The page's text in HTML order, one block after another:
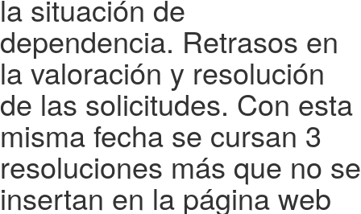
la situación de
dependencia. Retrasos en
la valoración y resolución
de las solicitudes. Con esta
misma fecha se cursan 3
resoluciones más que no se
insertan en la página web